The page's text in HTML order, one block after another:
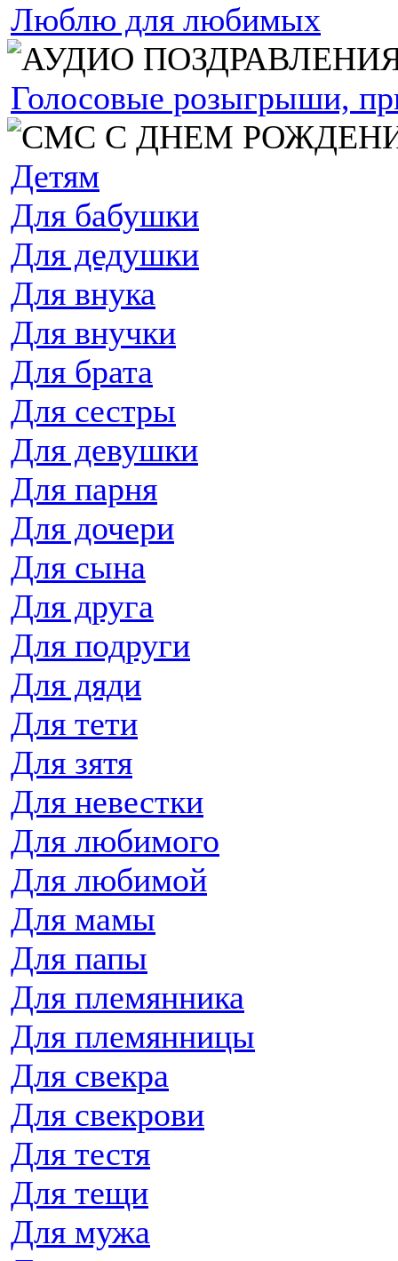
Люблю для любимых
Голосовые розыгрыши,
Детям
Для бабушки
Для дедушки
Для внука
Для внучки
Для брата
Для сестры
Для девушки
Для парня
Для дочери
Для сына
Для друга
Для подруги
Для дяди
Для тети
Для зятя
Для невестки
Для любимого
Для любимой
Для мамы
Для папы
Для племянника
Для племянницы
Для свекра
Для свекрови
Для тестя
Для тещи
Для мужа